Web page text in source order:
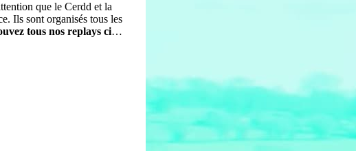
que le Cerdd et la
Ils sont organisés tous les
tous nos replays ci-